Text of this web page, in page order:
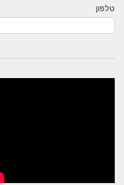
טלפון